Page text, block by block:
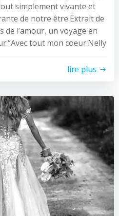
simplement vivante et
de notre être.Extrait de
de l’amour, un voyage en
tout mon coeur.Nelly
lire plus